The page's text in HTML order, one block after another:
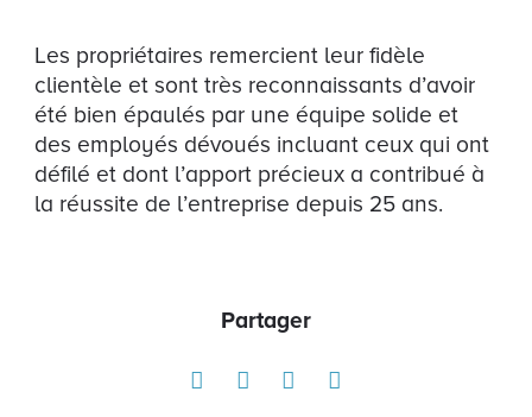
Les propriétaires remercient leur fidèle
clientèle et sont très reconnaissants d’avoir
été bien épaulés par une équipe solide et
des employés dévoués incluant ceux qui ont
défilé et dont l’apport précieux a contribué à
la réussite de l’entreprise depuis 25 ans.
Partager